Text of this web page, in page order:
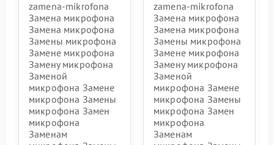
zamena-mikrofona
Замена микрофона
Замена микрофона
Замены микрофона
Замене микрофона
Замену микрофона
Заменой
микрофона Замене
микрофона Замены
микрофона Замен
микрофона
Заменам
zamena-mikrofona
Замена микрофона
Замена микрофона
Замены микрофона
Замене микрофона
Замену микрофона
Заменой
микрофона Замене
микрофона Замены
микрофона Замен
микрофона
Заменам